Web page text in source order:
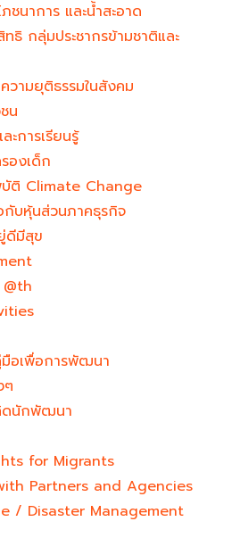
ชนาการ และน้ำสะอาด
ธิ กลุ่มประชากรข้ามชาติและ
วามยุติธรรมในสังคม
น
การเรียนรู้
องเด็ก
ติ Climate Change
กับหุ้นส่วนภาคธุรกิจ
ดีมีสุข
อเพื่อการพัฒนา
ๆ
ดนักพัฒนา
for Migrants
Partners and Agencies
/ Disaster Management